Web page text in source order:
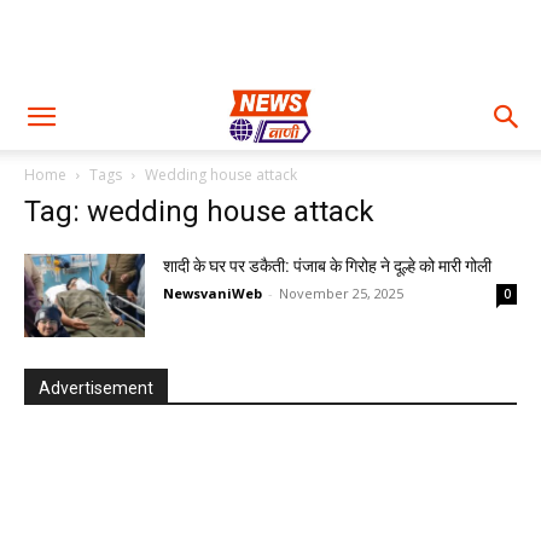
Home Tags Wedding house attack
Tag: wedding house attack
शादी के घर पर डकैती: पंजाब के गिरोह ने दूल्हे को मारी गोली
NewsvaniWeb - November 25, 2025 0
Advertisement